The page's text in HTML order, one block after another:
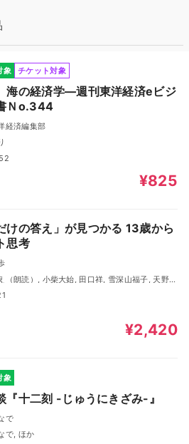
象 チケット対象
の経済学―週刊東洋経済eビジ
Ｎo.344
経済編集部
¥825
けの答え」が見つかる 13歳から
思考
, 成海ひいな（生徒役）
¥2,420
象
『十二刻 -じゅうにきざみ-』
で
で, ほか